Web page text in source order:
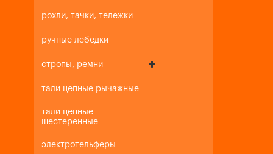
рохли, тачки, тележки
ручные лебедки
стропы, ремни
тали цепные рычажные
тали цепные
шестеренные
электротельферы